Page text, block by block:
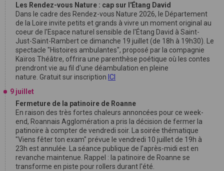
Les Rendez-vous Nature : cap sur l'Étang David
Dans le cadre des Rendez-vous Nature 2026, le Département
de la Loire invite petits et grands à vivre un moment original au
coeur de l'Espace naturel sensible de l'Étang David à Saint-
Just-Saint-Rambert ce dimanche 19 juillet (de 18h à 19h30). Le
spectacle "Histoires ambulantes", proposé par la compagnie
Kaïros Théâtre, offrira une parenthèse poétique où les contes
prendront vie au fil d'une déambulation en pleine
nature. Gratuit sur inscription ICI
9 juillet
Fermeture de la patinoire de Roanne
En raison des très fortes chaleurs annoncées pour ce week-
end, Roannais Agglomération a pris la décision de fermer la
patinoire à compter de vendredi soir. La soirée thématique
"Viens fêter ton exam" prévue le vendredi 10 juillet de 19h à
23h est annulée. La séance publique de l’après-midi est en
revanche maintenue. Rappel : la patinoire de Roanne se
transforme en piste pour rollers durant l'été.